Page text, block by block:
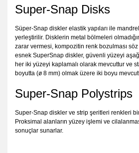
Super-Snap Disks
Süper-Snap diskler elastik yapıları ile
yerleştirilir. Disklerin metal bölmeleri
zarar vermesi, kompozitin renk bozulması
esnek SuperSnap diskler, güvenli yüzeyi
her iki yüzeyi kaplamalı olarak mevcuttur ve
boyutta (ø 8 mm) olmak üzere iki boyu
Super-Snap Polystrips
Super-Snap diskler ve strip şeritleri renkleri
Proksimal alanların yüzey işlemi ve
sonuçlar sunarlar.